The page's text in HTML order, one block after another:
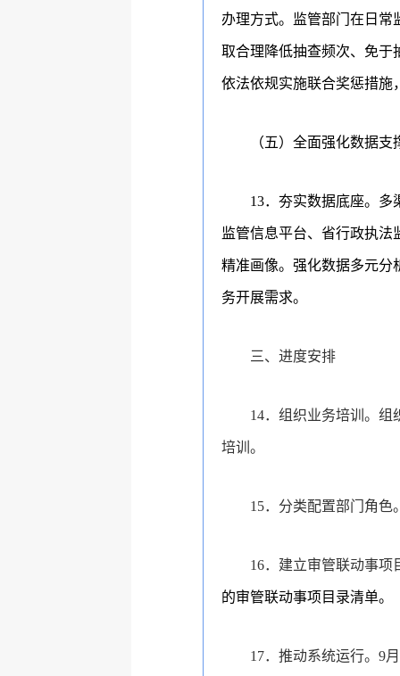
办理方式。监管部门在日常
取合理降低抽查频次、免于
依法依规实施联合奖惩措施
（五）全面强化数据支
13．夯实数据底座。 多
监管信息平台、省行政执
精准画像。强化数据多元分
务开展需求。
三、进度安排
14．组织业务培训。组
培训。
15．分类配置部门角色
16．建立审管联动事项
的审管联动事项目录清单。
17．推动系统运行。9